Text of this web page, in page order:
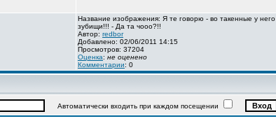
Название изображения: Я те говорю - во такенные у него
зубищи!!! - Да та чооо?!!
Автор: redbor
Добавлено: 02/06/2011 14:15
Просмотров: 37204
Оценка: не оценено
Комментарии: 0
Автоматически входить при каждом посещении